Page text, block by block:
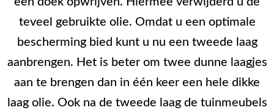
teveel gebruikte olie. Omdat u een optimale
bescherming bied kunt u nu een tweede laag
aanbrengen. Het is beter om twee dunne laagjes
aan te brengen dan in één keer een hele dikke
laag olie. Ook na de tweede laag de tuinmeubels